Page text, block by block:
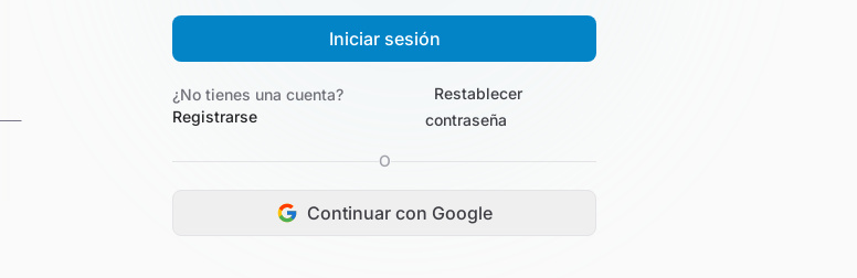
Iniciar sesión
¿No tienes una cuenta?
Registrarse
Restablecer
contraseña
O
Continuar con Google